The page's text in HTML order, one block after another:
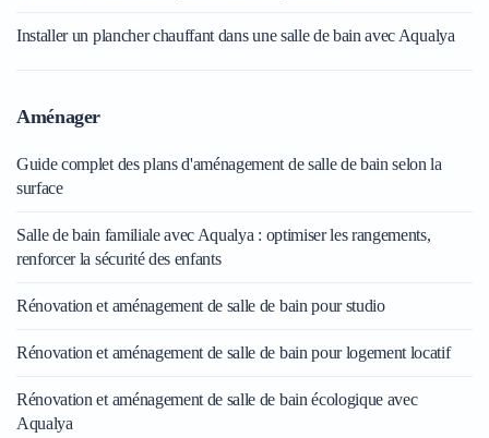
Installer un plancher chauffant dans une salle de bain avec Aqualya
Aménager
Guide complet des plans d'aménagement de salle de bain selon la
surface
Salle de bain familiale avec Aqualya : optimiser les rangements,
renforcer la sécurité des enfants
Rénovation et aménagement de salle de bain pour studio
Rénovation et aménagement de salle de bain pour logement locatif
Rénovation et aménagement de salle de bain écologique avec
Aqualya